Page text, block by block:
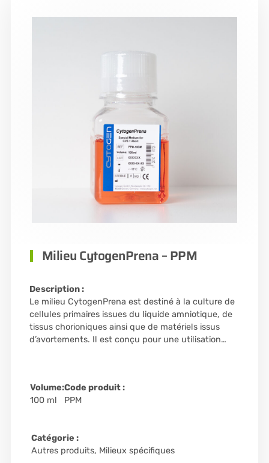
Milieu CytogenPrena – PPM
Description :
Le milieu CytogenPrena est destiné à la culture de
cellules primaires issues du liquide amniotique, de
tissus chorioniques ainsi que de matériels issus
d’avortements. Il est conçu pour une utilisation…
Volume:
100 ml
Code produit :
PPM
Catégorie :
Autres produits, Milieux spécifiques